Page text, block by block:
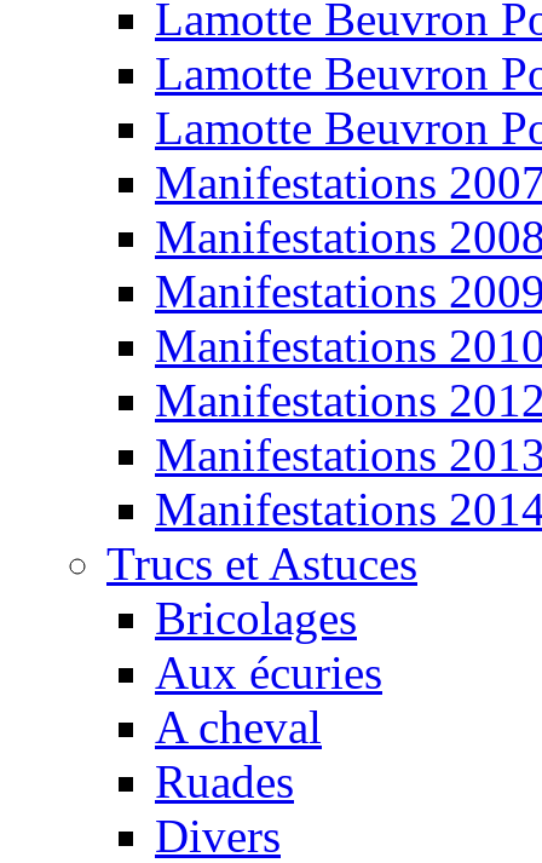
Lamotte Beuvron
Lamotte Beuvron
Lamotte Beuvron
Manifestations
Manifestations
Manifestations
Manifestations
Manifestations
Manifestations
Manifestations
Trucs et Astuces
Bricolages
Aux écuries
A cheval
Ruades
Divers